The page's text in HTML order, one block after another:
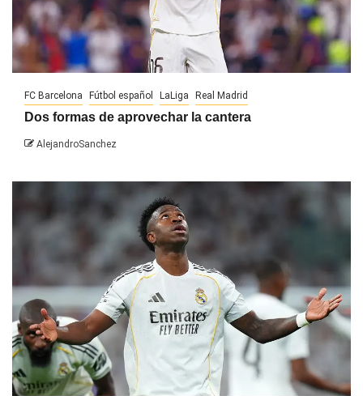
FC Barcelona Fútbol español LaLiga Real Madrid
Dos formas de aprovechar la cantera
AlejandroSanchez